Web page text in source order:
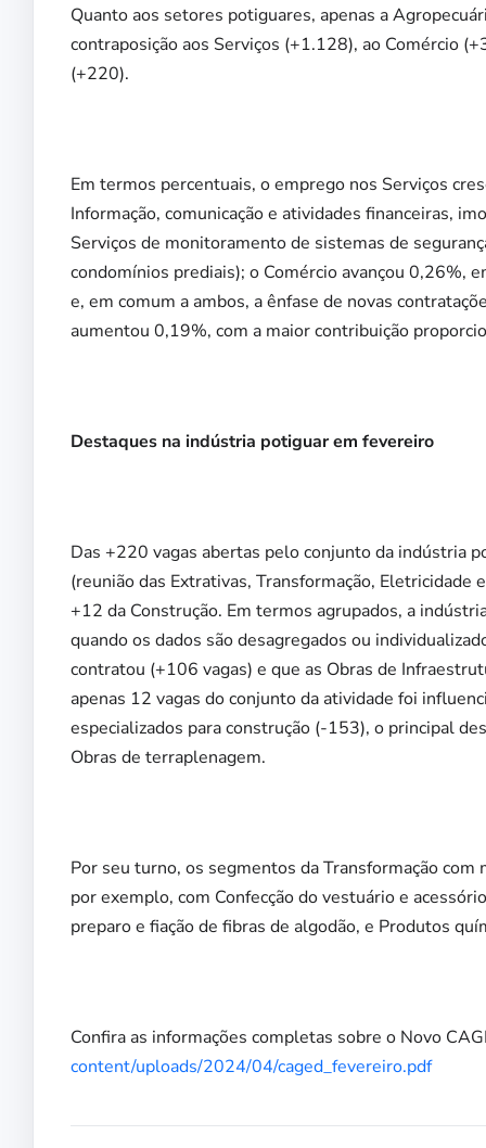
Quanto aos setores potiguares, apenas a
contraposição aos Serviços (+1.128), ao Comércio
(+220).
Em termos percentuais, o emprego nos Serviços
Informação, comunicação e atividades financeiras,
Serviços de monitoramento de sistemas de
condomínios prediais); o Comércio avançou 0,26%,
e, em comum a ambos, a ênfase de novas
aumentou 0,19%, com a maior contribuição
Destaques na indústria potiguar em fevereiro
Das +220 vagas abertas pelo conjunto da indústria
(reunião das Extrativas, Transformação,
+12 da Construção. Em termos agrupados, a
quando os dados são desagregados ou
contratou (+106 vagas) e que as Obras de
apenas 12 vagas do conjunto da atividade foi
especializados para construção (-153), o principal
Obras de terraplenagem.
Por seu turno, os segmentos da Transformação com
por exemplo, com Confecção do vestuário e
preparo e fiação de fibras de algodão, e Produtos
Confira as informações completas sobre o Novo
content/uploads/2024/04/caged_fevereiro.pdf